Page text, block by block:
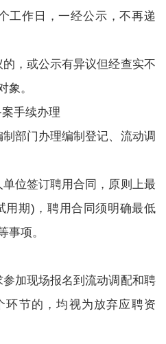
工作日，一经公示，不再递
，或公示有异议但经查实不
象。
手续办理
部门办理编制登记、流动调
位签订聘用合同，原则上最
用期)，聘用合同须明确最低
事项。
加现场报名到流动调配和聘
环节的，均视为放弃应聘资